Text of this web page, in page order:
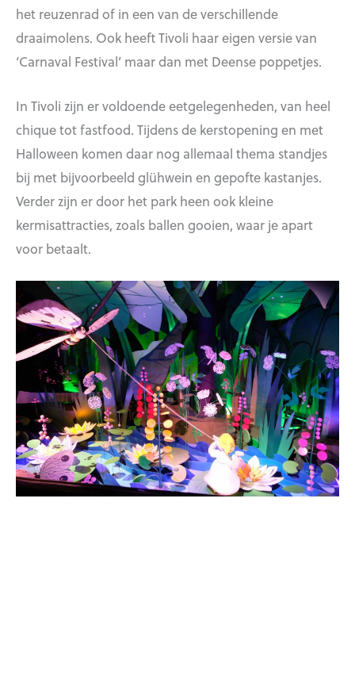
het reuzenrad of in een van de verschillende
draaimolens. Ook heeft Tivoli haar eigen versie van
‘Carnaval Festival’ maar dan met Deense poppetjes.
In Tivoli zijn er voldoende eetgelegenheden, van heel
chique tot fastfood. Tijdens de kerstopening en met
Halloween komen daar nog allemaal thema standjes
bij met bijvoorbeeld glühwein en gepofte kastanjes.
Verder zijn er door het park heen ook kleine
kermisattracties, zoals ballen gooien, waar je apart
voor betaalt.